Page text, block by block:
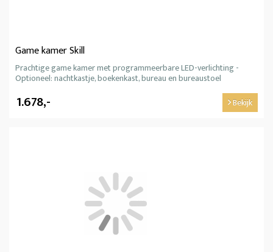
Game kamer Skill
Prachtige game kamer met programmeerbare LED-verlichting -
Optioneel: nachtkastje, boekenkast, bureau en bureaustoel
1.678,- Bekijk